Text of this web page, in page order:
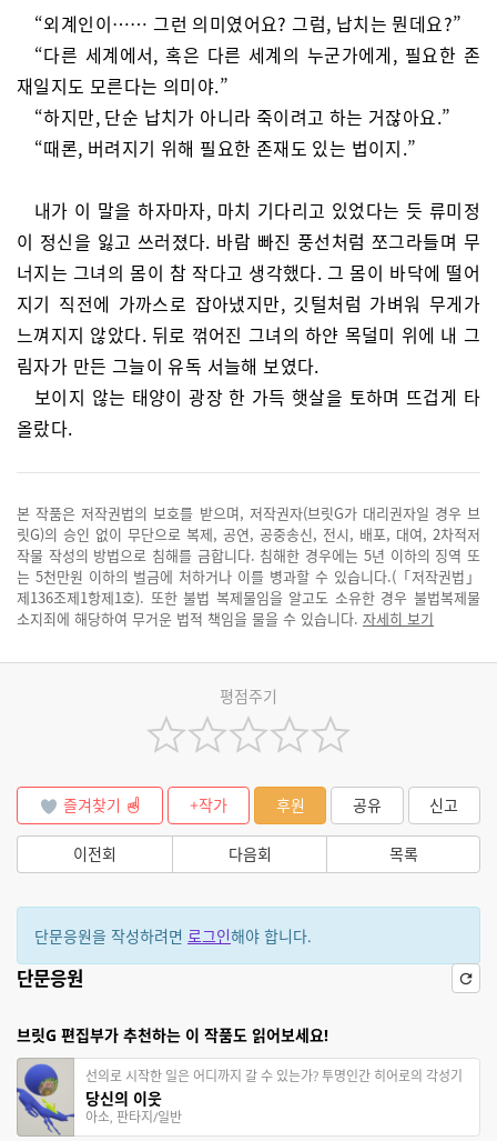
“외계인이…… 그런 의미였어요? 그럼, 납치는 뭔데요?”
“다른 세계에서, 혹은 다른 세계의 누군가에게, 필요한 존
재일지도 모른다는 의미야.”
“하지만, 단순 납치가 아니라 죽이려고 하는 거잖아요.”
“때론, 버려지기 위해 필요한 존재도 있는 법이지.”
내가 이 말을 하자마자, 마치 기다리고 있었다는 듯 류미정
이 정신을 잃고 쓰러졌다. 바람 빠진 풍선처럼 쪼그라들며 무
너지는 그녀의 몸이 참 작다고 생각했다. 그 몸이 바닥에 떨어
지기 직전에 가까스로 잡아냈지만, 깃털처럼 가벼워 무게가
느껴지지 않았다. 뒤로 꺾어진 그녀의 하얀 목덜미 위에 내 그
림자가 만든 그늘이 유독 서늘해 보였다.
보이지 않는 태양이 광장 한 가득 햇살을 토하며 뜨겁게 타
올랐다.
본 작품은 저작권법의 보호를 받으며, 저작권자(브릿G가 대리권자일 경우 브
릿G)의 승인 없이 무단으로 복제, 공연, 공중송신, 전시, 배포, 대여, 2차적저
작물 작성의 방법으로 침해를 금합니다. 침해한 경우에는 5년 이하의 징역 또
는 5천만원 이하의 벌금에 처하거나 이를 병과할 수 있습니다.(「저작권법」
제136조제1항제1호). 또한 불법 복제물임을 알고도 소유한 경우 불법복제물
소지죄에 해당하여 무거운 법적 책임을 물을 수 있습니다. 자세히 보기
평점주기
즐겨찾기 +작가 후원 공유 신고
이전회 다음회 목록
단문응원을 작성하려면 로그인해야 합니다.
단문응원
브릿G 편집부가 추천하는 이 작품도 읽어보세요!
선의로 시작한 일은 어디까지 갈 수 있는가? 투명인간 히어로의 각성기
당신의 이웃
아소, 판타지/일반